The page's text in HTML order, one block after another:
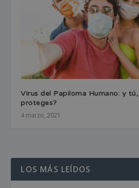
Virus del Papiloma Humano: y
proteges?
4 marzo, 2021
LOS MÁS LEÍDOS